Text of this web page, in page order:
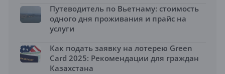
Путеводитель по Вьетнаму: стоимость
одного дня проживания и прайс на
услуги
Как подать заявку на лотерею Green
Card 2025: Рекомендации для граждан
Казахстана